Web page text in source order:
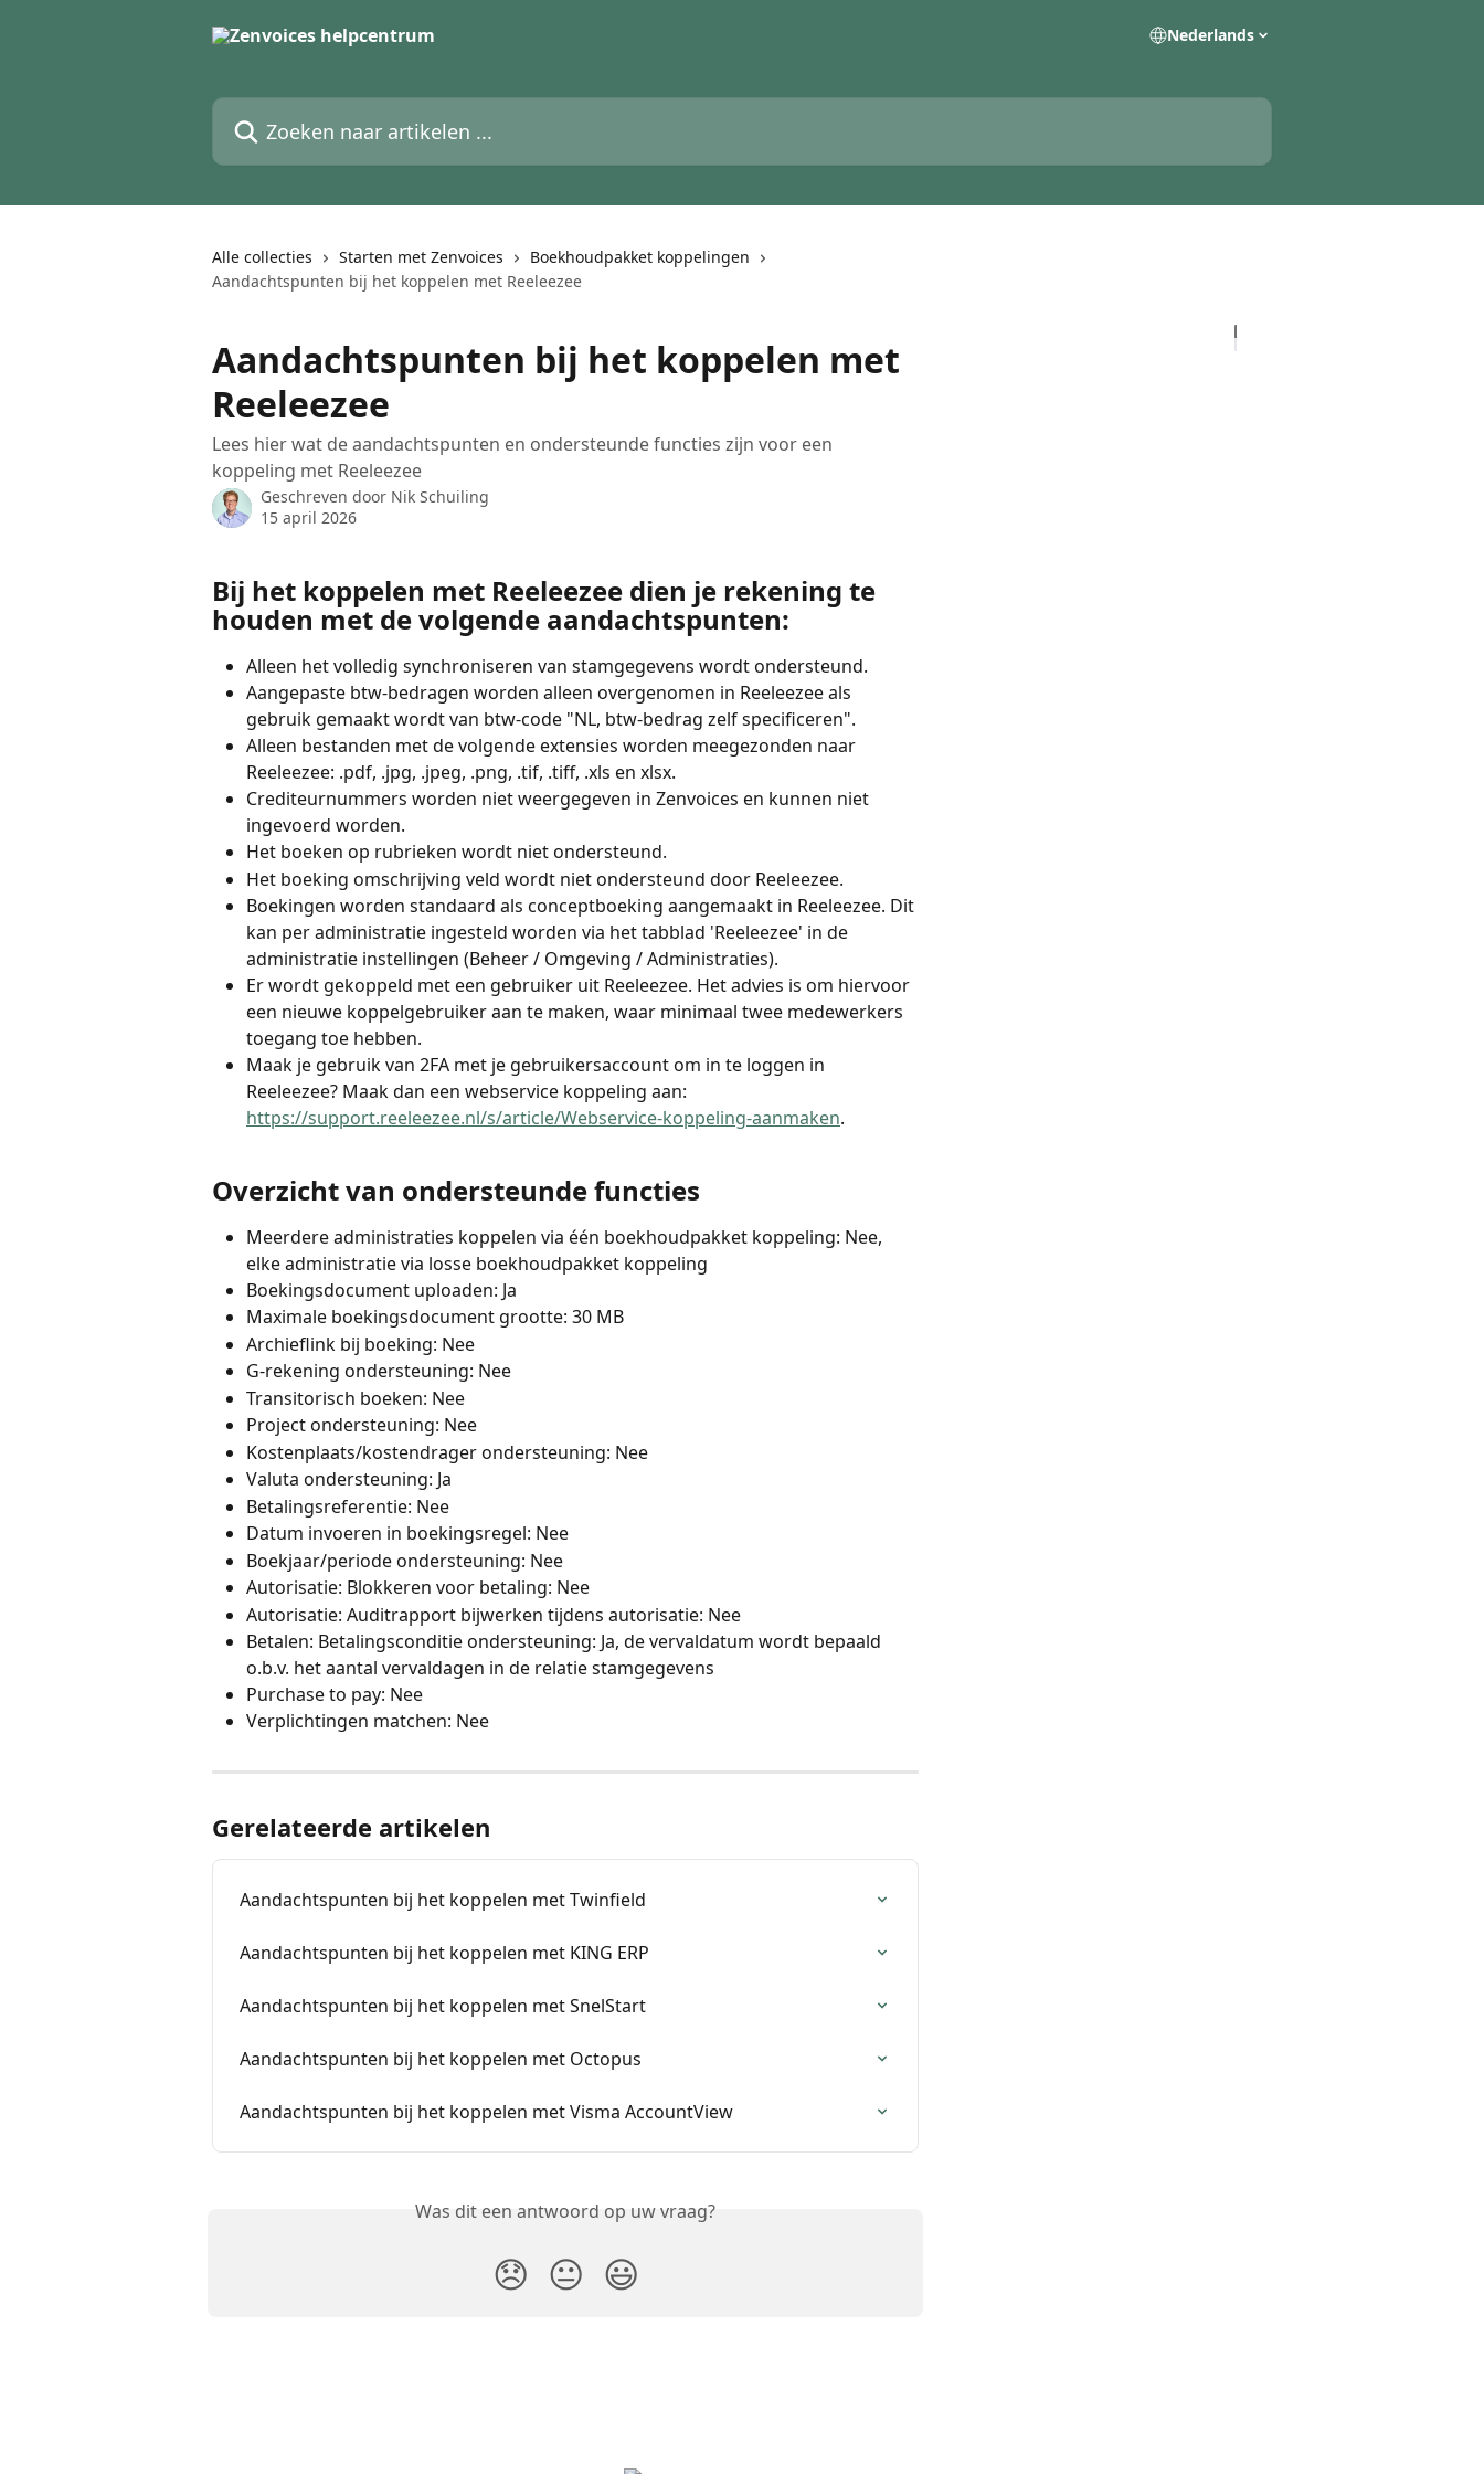
Nederlands
Zoeken naar artikelen ...
Alle collecties Starten met Zenvoices
Boekhoudpakket koppelingen
Aandachtspunten bij het koppelen met Reeleezee
Aandachtspunten bij het koppelen met
Reeleezee
Lees hier wat de aandachtspunten en ondersteunde functies zijn voor een
koppeling met Reeleezee
Geschreven door Nik Schuiling
15 april 2026
Bij het koppelen met Reeleezee dien je rekening te
houden met de volgende aandachtspunten:
Alleen het volledig synchroniseren van stamgegevens wordt ondersteund.
Aangepaste btw-bedragen worden alleen overgenomen in Reeleezee als
gebruik gemaakt wordt van btw-code "NL, btw-bedrag zelf specificeren".
Alleen bestanden met de volgende extensies worden meegezonden naar
Reeleezee: .pdf, .jpg, .jpeg, .png, .tif, .tiff, .xls en xlsx.
Crediteurnummers worden niet weergegeven in Zenvoices en kunnen niet
ingevoerd worden.
Het boeken op rubrieken wordt niet ondersteund.
Het boeking omschrijving veld wordt niet ondersteund door Reeleezee.
Boekingen worden standaard als conceptboeking aangemaakt in Reeleezee. Dit
kan per administratie ingesteld worden via het tabblad 'Reeleezee' in de
administratie instellingen (Beheer / Omgeving / Administraties).
Er wordt gekoppeld met een gebruiker uit Reeleezee. Het advies is om hiervoor
een nieuwe koppelgebruiker aan te maken, waar minimaal twee medewerkers
toegang toe hebben.
Maak je gebruik van 2FA met je gebruikersaccount om in te loggen in
Reeleezee? Maak dan een webservice koppeling aan:
https://support.reeleezee.nl/s/article/Webservice-koppeling-aanmaken.
Overzicht van ondersteunde functies
Meerdere administraties koppelen via één boekhoudpakket koppeling: Nee,
elke administratie via losse boekhoudpakket koppeling
Boekingsdocument uploaden: Ja
Maximale boekingsdocument grootte: 30 MB
Archieflink bij boeking: Nee
G-rekening ondersteuning: Nee
Transitorisch boeken: Nee
Project ondersteuning: Nee
Kostenplaats/kostendrager ondersteuning: Nee
Valuta ondersteuning: Ja
Betalingsreferentie: Nee
Datum invoeren in boekingsregel: Nee
Boekjaar/periode ondersteuning: Nee
Autorisatie: Blokkeren voor betaling: Nee
Autorisatie: Auditrapport bijwerken tijdens autorisatie: Nee
Betalen: Betalingsconditie ondersteuning: Ja, de vervaldatum wordt bepaald
o.b.v. het aantal vervaldagen in de relatie stamgegevens
Purchase to pay: Nee
Verplichtingen matchen: Nee
Gerelateerde artikelen
Aandachtspunten bij het koppelen met Twinfield
Aandachtspunten bij het koppelen met KING ERP
Aandachtspunten bij het koppelen met SnelStart
Aandachtspunten bij het koppelen met Octopus
Aandachtspunten bij het koppelen met Visma AccountView
Was dit een antwoord op uw vraag?
😞 😐 😃